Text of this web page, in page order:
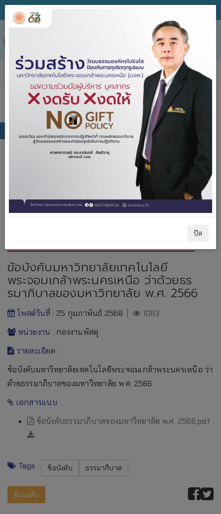
กฎระเบียบ/ข้อบังคับ
กฎระเบียบ/ข้อบังคับ
กฎระเบียบ ข้อบังคับภายนอก
กฏระเบียบ ข้อบังคับของมหาวิทยาลัย
ข้อบังคับมหาวิทยาลัยเทคโนโลยี
พระจอมเกล้าพระนครเหนือ ว่าด้วยธร
รมาภิบาลของมหาวิทยาลัย พ.ศ. 2566
โพสต์วันที่ : 25 กุมภาพันธ์ 2568
1083
หน่วยงาน : กองงานพัสดุ
รายละเอียด :
ข้อบังคับมหาวิทยาลัยเทคโนโลยีพระจอมเกล้าพระนครเหนือ ว่า
ด้วยธรรมาภิบาลของมหาวิทยาลัย พ.ศ. 2566
เอกสารแนบ
ข้อบังคับธรรมาภิบาลของมหาวิทยาลัย พ.ศ. 2566.pdf
Tags : ข้อบังคับ ธรรมาภิบาล
ย้อนกลับ
ปิด